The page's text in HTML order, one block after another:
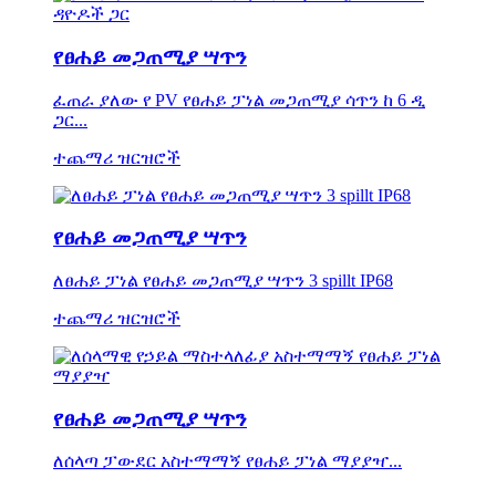
የፀሐይ መጋጠሚያ ሣጥን
ፈጠራ ያለው የ PV የፀሐይ ፓነል መጋጠሚያ ሳጥን ከ 6 ዲ
ጋር...
ተጨማሪ ዝርዝሮች
የፀሐይ መጋጠሚያ ሣጥን
ለፀሐይ ፓነል የፀሐይ መጋጠሚያ ሣጥን 3 spillt IP68
ተጨማሪ ዝርዝሮች
የፀሐይ መጋጠሚያ ሣጥን
ለሰላጣ ፓውደር አስተማማኝ የፀሐይ ፓነል ማያያዣ...